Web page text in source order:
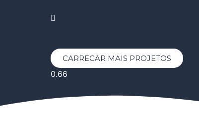
CARREGAR MAIS PROJETOS